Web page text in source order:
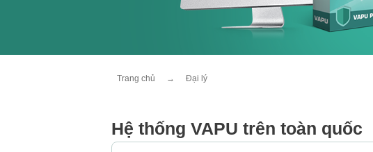
Trang chủ → Đại lý
Hệ thống VAPU trên toàn quốc